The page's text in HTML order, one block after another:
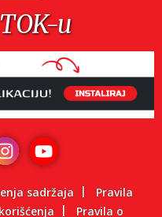
u
sadržaja
Pravila
Pravila o